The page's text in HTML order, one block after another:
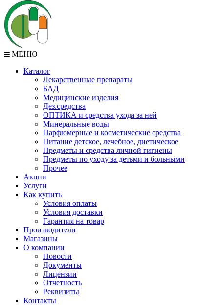
МЕНЮ
Каталог
Лекарственные препараты
БАД
Медицинские изделия
Дез.средства
ОПТИКА и средства ухода за ней
Минеральные воды
Парфюмерные и косметические средства
Питание детское, лечебное, диетическое
Предметы и средства личной гигиены
Предметы по уходу за детьми и больными
Прочее
Акции
Услуги
Как купить
Условия оплаты
Условия доставки
Гарантия на товар
Производители
Магазины
О компании
Новости
Документы
Лицензии
Отчетность
Реквизиты
Контакты